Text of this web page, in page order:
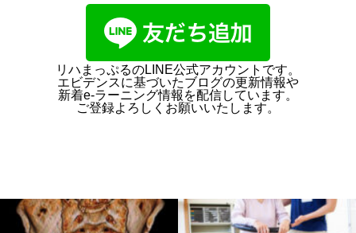
リハまっぷるのLINE公式アカウントです。
エビデンスに基づいたブログの更新情報や
新着e-ラーニング情報を配信しています。
ご登録よろしくお願いいたします。
PR